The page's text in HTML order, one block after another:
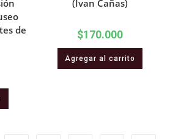
de
(Ivan Cañas)
$170.000
Agregar al carrito